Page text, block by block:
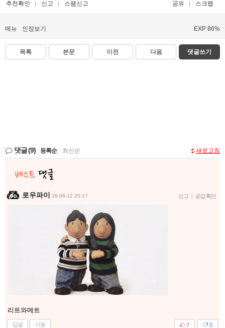
추천확인 신고 스팸신고 공유 스크랩
메뉴 인장보기 EXP 86%
목록 본문 이전 다음 댓글쓰기
댓글(9) 등록순 최신순 새로고침
로우파이 26-06-12 20:17 신고 | 공감 확인
리트와메트
답글 이동 0
7